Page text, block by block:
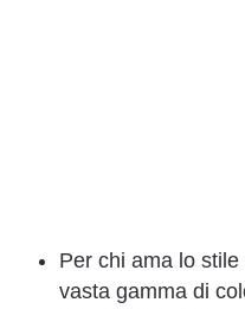
Per chi ama lo
vasta gamma di